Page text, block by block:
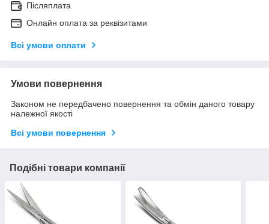
Післяплата
Онлайн оплата за реквізитами
Всі умови оплати
Умови повернення
Законом не передбачено повернення та обмін даного товару
належної якості
Всі умови повернення
Подібні товари компанії